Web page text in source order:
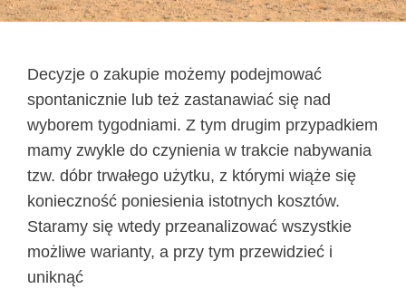
Decyzje o zakupie możemy podejmować
spontanicznie lub też zastanawiać się nad
wyborem tygodniami. Z tym drugim przypadkiem
mamy zwykle do czynienia w trakcie nabywania
tzw. dóbr trwałego użytku, z którymi wiąże się
konieczność poniesienia istotnych kosztów.
Staramy się wtedy przeanalizować wszystkie
możliwe warianty, a przy tym przewidzieć i
uniknąć